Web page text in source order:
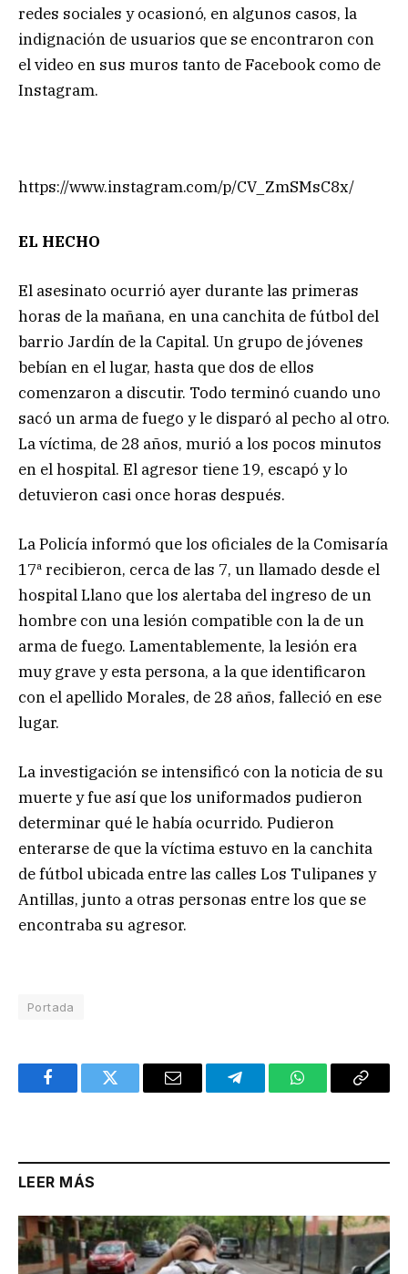
redes sociales y ocasionó, en algunos casos, la
indignación de usuarios que se encontraron con
el video en sus muros tanto de Facebook como de
Instagram.
https://www.instagram.com/p/CV_ZmSMsC8x/
EL HECHO
El asesinato ocurrió ayer durante las primeras
horas de la mañana, en una canchita de fútbol del
barrio Jardín de la Capital. Un grupo de jóvenes
bebían en el lugar, hasta que dos de ellos
comenzaron a discutir. Todo terminó cuando uno
sacó un arma de fuego y le disparó al pecho al otro.
La víctima, de 28 años, murió a los pocos minutos
en el hospital. El agresor tiene 19, escapó y lo
detuvieron casi once horas después.
La Policía informó que los oficiales de la Comisaría
17ª recibieron, cerca de las 7, un llamado desde el
hospital Llano que los alertaba del ingreso de un
hombre con una lesión compatible con la de un
arma de fuego. Lamentablemente, la lesión era
muy grave y esta persona, a la que identificaron
con el apellido Morales, de 28 años, falleció en ese
lugar.
La investigación se intensificó con la noticia de su
muerte y fue así que los uniformados pudieron
determinar qué le había ocurrido. Pudieron
enterarse de que la víctima estuvo en la canchita
de fútbol ubicada entre las calles Los Tulipanes y
Antillas, junto a otras personas entre los que se
encontraba su agresor.
Portada
FacebookTwitter Email TelegramWhatsAppCopy
LEER MÁS